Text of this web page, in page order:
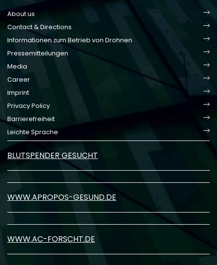
About us
Contact & Directions
Informationen zum Betrieb von Drohnen
Pressemitteilungen
Media
Career
Imprint
Privacy Policy
Barrierefreiheit
Leichte Sprache
BLUTSPENDER GESUCHT
WWW.APROPOS-GESUND.DE
WWW.AC-FORSCHT.DE